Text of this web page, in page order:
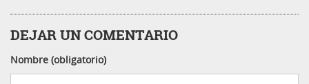
DEJAR UN COMENTARIO
Nombre (obligatorio)